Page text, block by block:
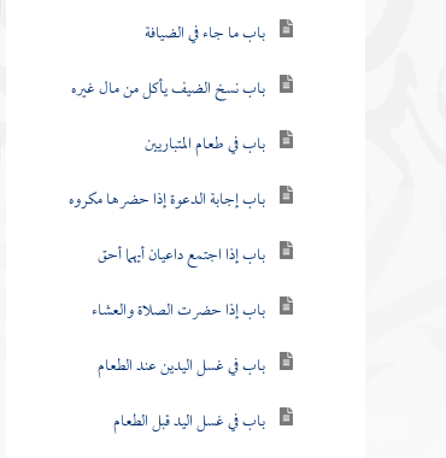
باب ما جاء في الضيافة
باب نسخ الضيف يأكل من مال غيره
باب في طعام المتباريين
باب إجابة الدعوة إذا حضرها مكروه
باب إذا اجتمع داعيان أيهما أحق
باب إذا حضرت الصلاة والعشاء
باب في غسل اليدين عند الطعام
باب في غسل اليد قبل الطعام